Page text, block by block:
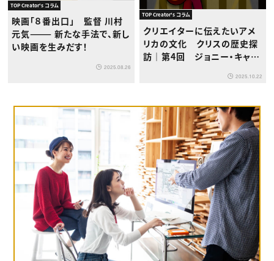
TOP Creator's コラム
映画「８番出口」 監督 川村
元気——— 新たな手法で、新し
い映画を生みだす！
2025.08.26
TOP Creator's コラム
クリエイターに伝えたいアメ
リカの文化 クリスの歴史探
訪｜第4回 ジョニー・キャッ
2025.10.22